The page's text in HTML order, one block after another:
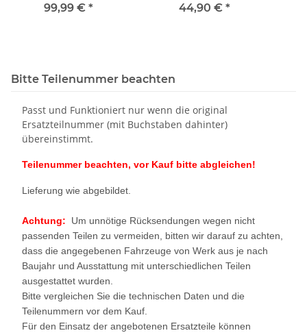
8N7959802D Audi TT 8N
99,99 € *
TT 8N elektrische
44,90 € *
Bitte Teilenummer beachten
Passt und Funktioniert nur wenn die original
Ersatzteilnummer (mit Buchstaben dahinter)
übereinstimmt.
Teilenummer beachten, vor Kauf bitte abgleichen!
Lieferung wie abgebildet.
Achtung: Um unnötige Rücksendungen wegen nicht
passenden Teilen zu vermeiden, bitten wir darauf zu achten,
dass die angegebenen Fahrzeuge von Werk aus je nach
Baujahr und Ausstattung mit unterschiedlichen Teilen
ausgestattet wurden.
Bitte vergleichen Sie die technischen Daten und die
Teilenummern vor dem Kauf.
Für den Einsatz der angebotenen Ersatzteile können